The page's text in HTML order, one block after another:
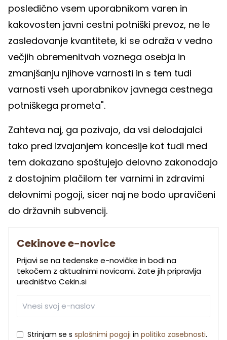
posledično vsem uporabnikom varen in
kakovosten javni cestni potniški prevoz, ne le
zasledovanje kvantitete, ki se odraža v vedno
večjih obremenitvah voznega osebja in
zmanjšanju njihove varnosti in s tem tudi
varnosti vseh uporabnikov javnega cestnega
potniškega prometa".
Zahteva naj, ga pozivajo, da vsi delodajalci
tako pred izvajanjem koncesije kot tudi med
tem dokazano spoštujejo delovno zakonodajo
z dostojnim plačilom ter varnimi in zdravimi
delovnimi pogoji, sicer naj ne bodo upravičeni
do državnih subvencij.
Cekinove e-novice
Prijavi se na tedenske e-novičke in bodi na
tekočem z aktualnimi novicami. Zate jih pripravlja
uredništvo Cekin.si
Strinjam se s splošnimi pogoji in politiko zasebnosti.